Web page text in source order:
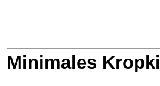
Minimales Kropki